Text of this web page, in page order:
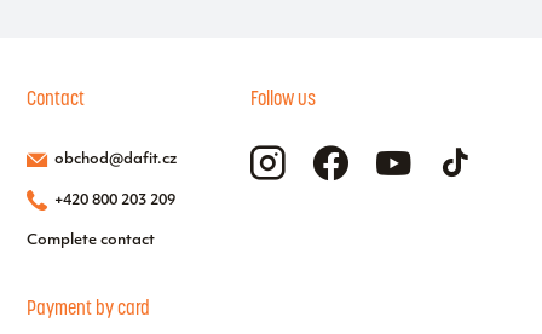
Contact
obchod@dafit.cz
+420 800 203 209
Complete contact
Follow us
Payment by card